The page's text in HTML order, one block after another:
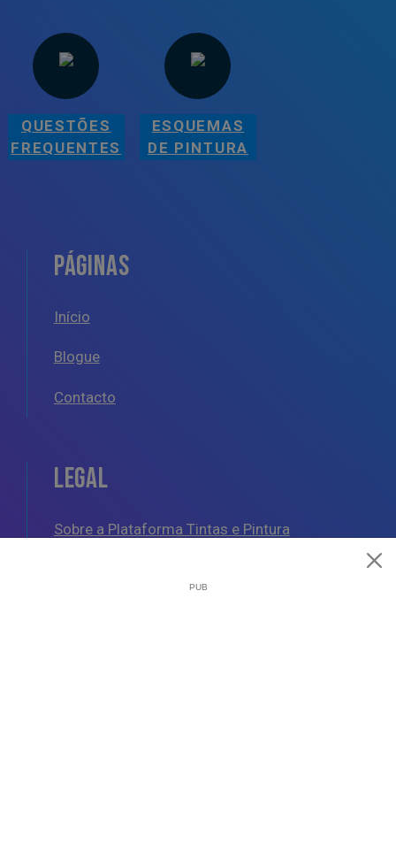
QUESTÕES
FREQUENTES
ESQUEMAS
DE PINTURA
PÁGINAS
Início
Blogue
Contacto
LEGAL
Sobre a Plataforma Tintas e Pintura